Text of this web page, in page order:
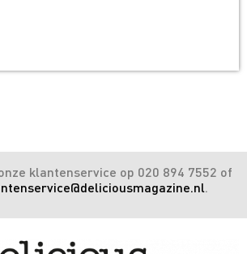
klantenservice op 020 894 7552 of
.